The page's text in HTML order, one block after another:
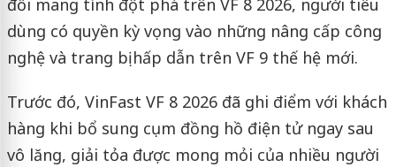
đổi mang tính đột phá trên VF 8 2026, người tiêu
dùng có quyền kỳ vọng vào những nâng cấp công
nghệ và trang bị hấp dẫn trên VF 9 thế hệ mới.
Trước đó, VinFast VF 8 2026 đã ghi điểm với khách
hàng khi bổ sung cụm đồng hồ điện tử ngay sau
vô lăng, giải tỏa được mong mỏi của nhiều người